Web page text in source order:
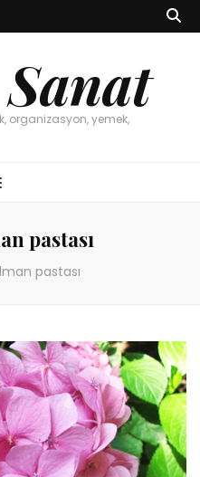
organizasyon, yemek,
pastası
pastası